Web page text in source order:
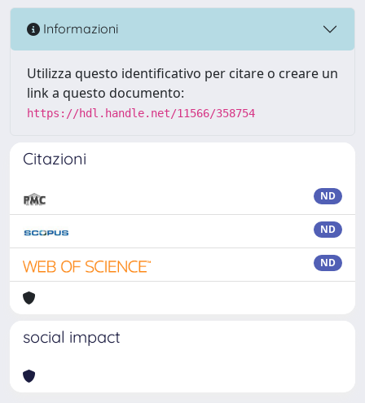
Informazioni
Utilizza questo identificativo per citare o creare un
link a questo documento:
https://hdl.handle.net/11566/358754
Citazioni
ND
ND
ND
social impact